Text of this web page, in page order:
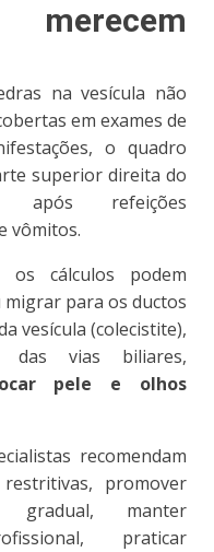
na vesícula não
em exames de
o quadro
superior direita do
após refeições
vômitos.
os cálculos podem
para os ductos
vesícula (colecistite),
das vias biliares,
pele e olhos
recomendam
promover
manter
praticar